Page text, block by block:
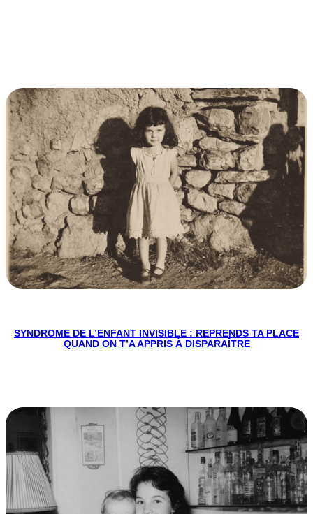
SYNDROME DE L’ENFANT INVISIBLE : REPRENDS TA PLACE
QUAND ON T’A APPRIS À DISPARAÎTRE